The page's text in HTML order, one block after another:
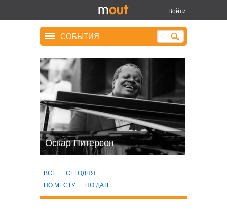
Войти
СОБЫТИЯ
Оскар Питерсон
ВСЕ
СЕГОДНЯ
ПО МЕСТУ
ПО ДАТЕ